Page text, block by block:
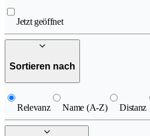
Jetzt geöffnet
Sortieren nach
Relevanz Name (A-Z) Distanz